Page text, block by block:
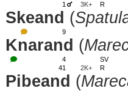
1 3K+ R
Skeand (
9
Knarand (
4 SV
41
2K+ R
Pibeand (